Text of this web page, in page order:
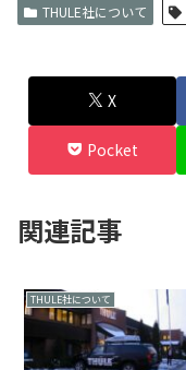
THULE社について
X
Pocket
関連記事
THULE社について